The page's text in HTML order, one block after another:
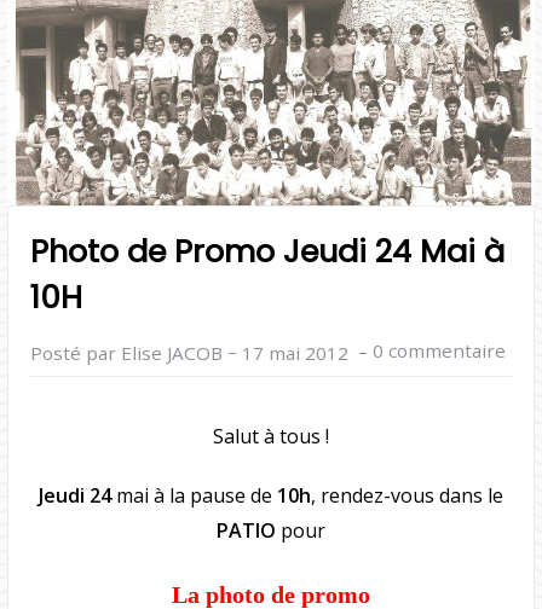
a
l
Photo de Promo Jeudi 24 Mai à
10H
Posté par Elise JACOB – 17 mai 2012 – 0 commentaire
Salut à tous !
Jeudi 24mai à la pause de 10h, rendez-vous dans le
PATIO pour
La photo de promo